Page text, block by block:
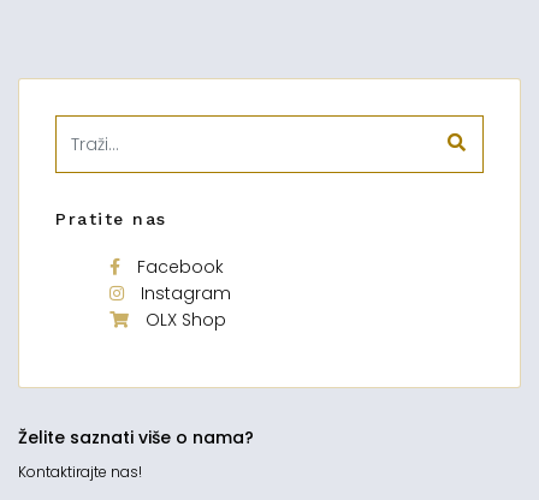
Pratite nas
Facebook
Instagram
OLX Shop
Želite saznati više o nama?
Kontaktirajte nas!